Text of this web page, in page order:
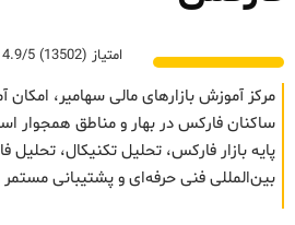
امتیاز (13502) 4.9/5
مرکز آموزش بازارهای مالی سهامیر،
ساکنان فارکس در بهار و مناطق همجوار
پایه بازار فارکس، تحلیل تکنیکال،
بین‌المللی فنی حرفه‌ای و پشتیبانی